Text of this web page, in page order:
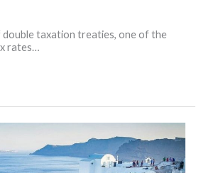
taxation treaties, one of the
rates…